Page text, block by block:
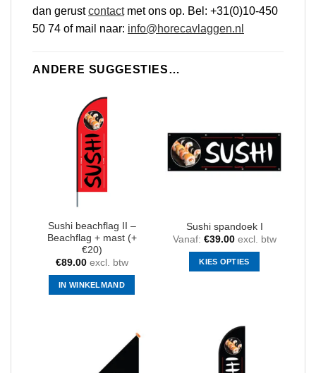
dan gerustcontactmet ons op. Bel: +31(0)10-450
50 74 of mail naar: info@horecavlaggen.nl
ANDERE SUGGESTIES…
Sushi beachflag II –
Beachflag + mast (+
€20)
€89.00excl. btw
IN WINKELMAND
Sushi spandoek I
Vanaf: €39.00excl. btw
KIES OPTIES
variaties.
Deze
optie